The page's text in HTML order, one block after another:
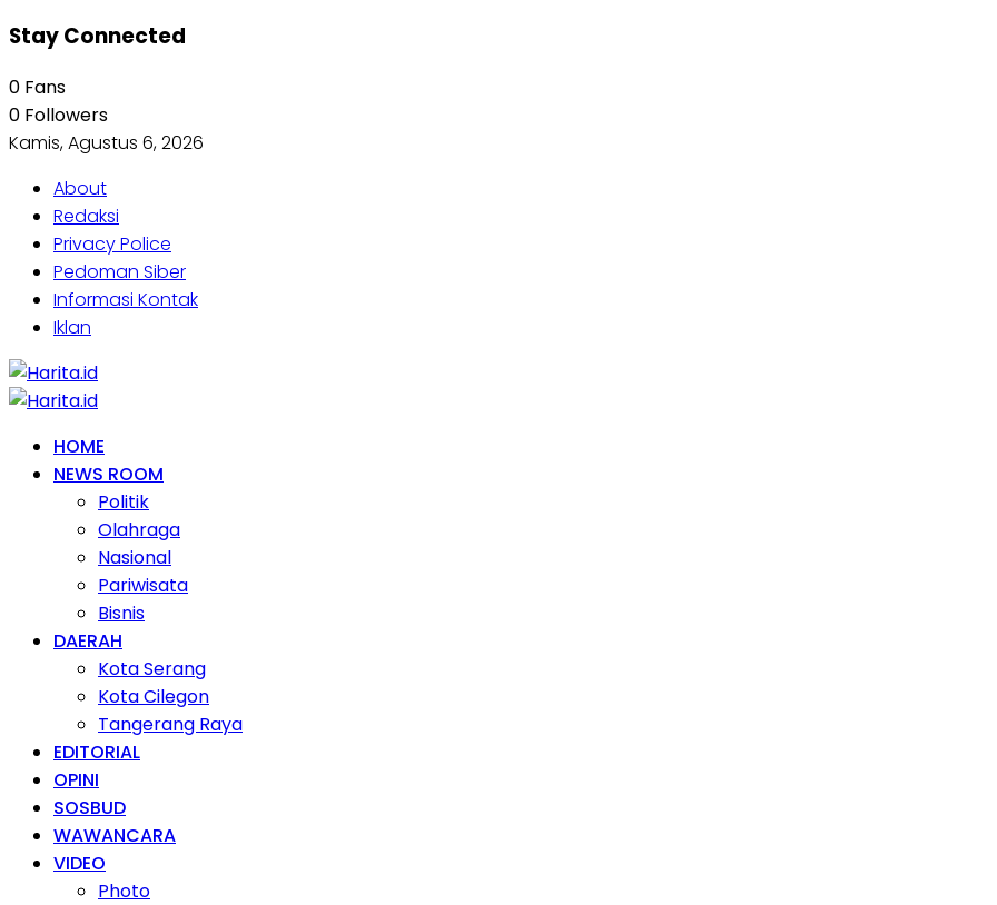
Stay Connected
0 Fans
0 Followers
Kamis, Agustus 6, 2026
About
Redaksi
Privacy Police
Pedoman Siber
Informasi Kontak
Iklan
HOME
NEWS ROOM
Politik
Olahraga
Nasional
Pariwisata
Bisnis
DAERAH
Kota Serang
Kota Cilegon
Tangerang Raya
EDITORIAL
OPINI
SOSBUD
WAWANCARA
VIDEO
Photo